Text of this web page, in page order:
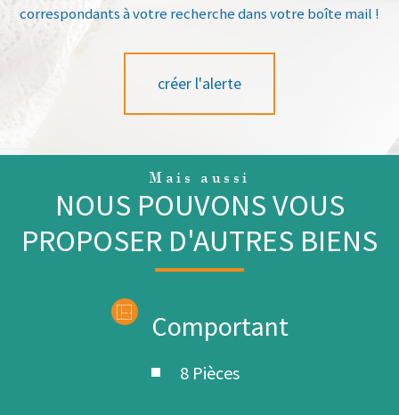
correspondants à votre recherche dans votre boîte mail !
créer l'alerte
Mais aussi
NOUS POUVONS VOUS
PROPOSER D'AUTRES BIENS
Comportant
8 Pièces